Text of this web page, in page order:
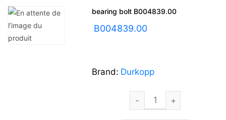
bearing bolt B004839.00
B004839.00
Brand: Durkopp